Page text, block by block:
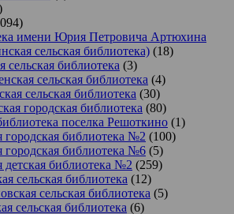
имени Юрия Петровича Артюхина
сельская библиотека) (18)
сельская библиотека (3)
сельская библиотека (4)
сельская библиотека (30)
городская библиотека (80)
поселка Решоткино (1)
городская библиотека №2 (100)
городская библиотека №6 (5)
детская библиотека №2 (259)
сельская библиотека (12)
сельская библиотека (5)
сельская библиотека (6)